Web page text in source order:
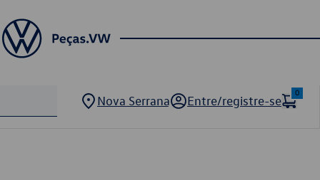
Nova Serrana Entre/registre-se
0